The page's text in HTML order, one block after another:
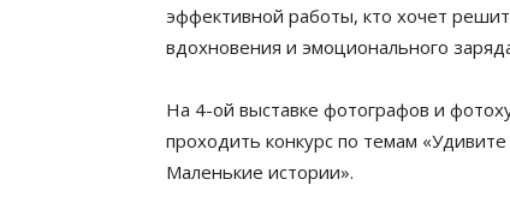
эффективной работы, кто хочет
вдохновения и эмоционального
На 4-ой выставке фотографов и
проходить конкурс по темам
Маленькие истории».